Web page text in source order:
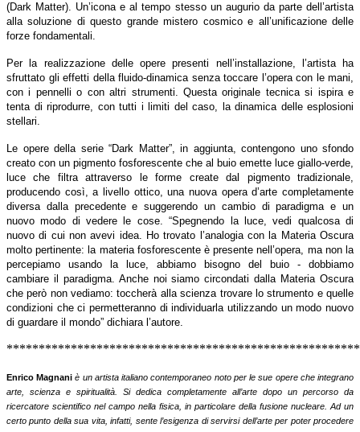
(Dark Matter). Un’icona e al tempo stesso un augurio da parte dell’artista
alla soluzione di questo grande mistero cosmico e all’unificazione delle
forze fondamentali.
Per la realizzazione delle opere presenti nell’installazione, l’artista ha
sfruttato gli effetti della fluido-dinamica senza toccare l’opera con le mani,
con i pennelli o con altri strumenti. Questa originale tecnica si ispira e
tenta di riprodurre, con tutti i limiti del caso, la dinamica delle esplosioni
stellari.
Le opere della serie “Dark Matter”, in aggiunta, contengono uno sfondo
creato con un pigmento fosforescente che al buio emette luce giallo-verde,
luce che filtra attraverso le forme create dal pigmento tradizionale,
producendo così, a livello ottico, una nuova opera d’arte completamente
diversa dalla precedente e suggerendo un cambio di paradigma e un
nuovo modo di vedere le cose. “Spegnendo la luce, vedi qualcosa di
nuovo di cui non avevi idea. Ho trovato l’analogia con la Materia Oscura
molto pertinente: la materia fosforescente è presente nell’opera, ma non la
percepiamo usando la luce, abbiamo bisogno del buio - dobbiamo
cambiare il paradigma. Anche noi siamo circondati dalla Materia Oscura
che però non vediamo: toccherà alla scienza trovare lo strumento e quelle
condizioni che ci permetteranno di individuarla utilizzando un modo nuovo
di guardare il mondo” dichiara l’autore.
Enrico Magnani è un artista italiano contemporaneo noto per le sue opere che integrano
arte, scienza e spiritualità. Si dedica completamente all’arte dopo un percorso da
ricercatore scientifico nel campo nella fisica, in particolare della fusione nucleare. Ad un
certo punto della sua vita, infatti, sente l’esigenza di servirsi dell’arte per poter procedere